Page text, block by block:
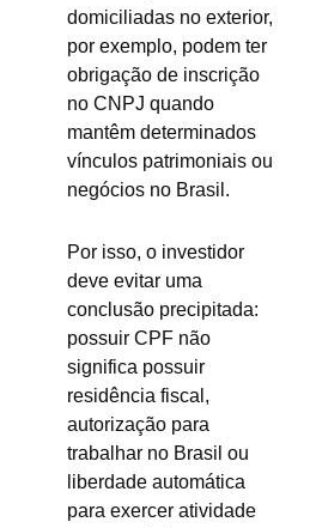
domiciliadas no exterior,
por exemplo, podem ter
obrigação de inscrição
no CNPJ quando
mantêm determinados
vínculos patrimoniais ou
negócios no Brasil.
Por isso, o investidor
deve evitar uma
conclusão precipitada:
possuir CPF não
significa possuir
residência fiscal,
autorização para
trabalhar no Brasil ou
liberdade automática
para exercer atividade